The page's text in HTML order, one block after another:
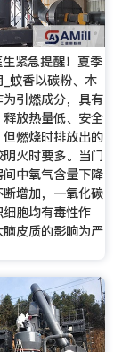
紧急提醒！夏季
蚊香以碳粉、木
引燃成分，具有
放热量低、安全
燃烧时排放出的
火时要多。当门
中氧气含量下降
增加，一氧化碳
胞均有毒性作
皮质的影响为严